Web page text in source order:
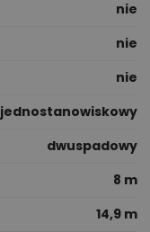
nie
nie
nie
jednostanowiskowy
dwuspadowy
8 m
14,9 m